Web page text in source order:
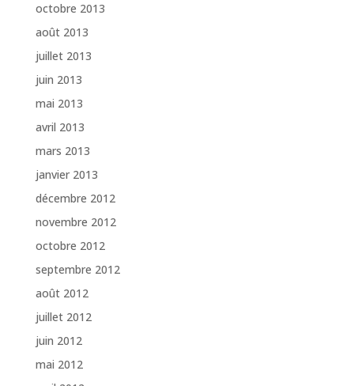
octobre 2013
août 2013
juillet 2013
juin 2013
mai 2013
avril 2013
mars 2013
janvier 2013
décembre 2012
novembre 2012
octobre 2012
septembre 2012
août 2012
juillet 2012
juin 2012
mai 2012